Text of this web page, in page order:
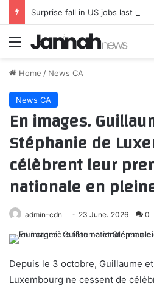
Menu
Home / News CA
News CA
En images.
Stéphanie de
célèbrent leur
nationale en
admin-cdn 23 June، 2026 0
Depuis le 3 octobre, Guillaume
Luxembourg ne cessent de